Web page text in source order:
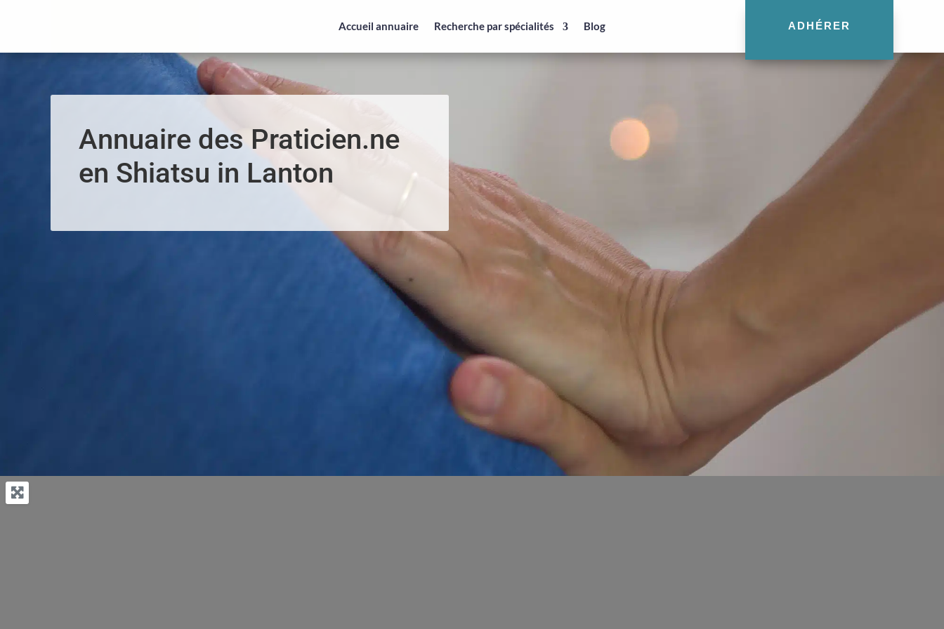
Accueil annuaire Recherche par spécialités Blog ADHÉRER
Annuaire des Praticien.ne
en Shiatsu in Lanton